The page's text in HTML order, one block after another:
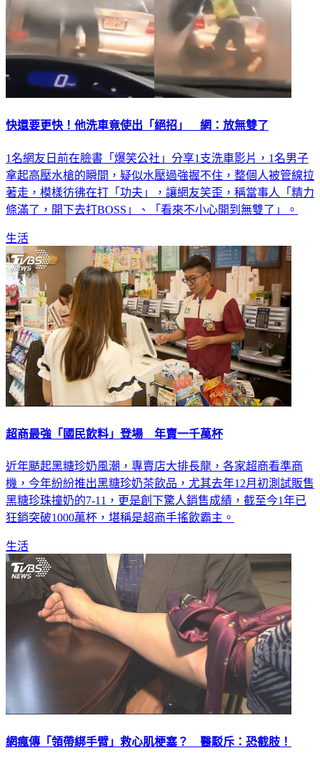
快還要更快！他洗車竟使出「絕招」 網：放無雙了
1名網友日前在臉書「爆笑公社」分享1支洗車影片，1名男子
拿起高壓水槍的瞬間，疑似水壓過強握不住，整個人被管線拉
著走，模樣彷彿在打「功夫」，讓網友笑歪，稱當事人「精力
條滿了，開下去打BOSS」、「看來不小心開到無雙了」。
生活
超商最強「國民飲料」登場 年賣一千萬杯
近年颳起黑糖珍奶風潮，專賣店大排長龍，各家超商看準商
機，今年紛紛推出黑糖珍奶茶飲品，尤其去年12月初測試販售
黑糖珍珠撞奶的7-11，更是創下驚人銷售成績，截至今1年已
狂銷突破1000萬杯，堪稱是超商手搖飲霸主。
生活
網瘋傳「領帶綁手臂」救心肌梗塞？ 醫駁斥：恐截肢！